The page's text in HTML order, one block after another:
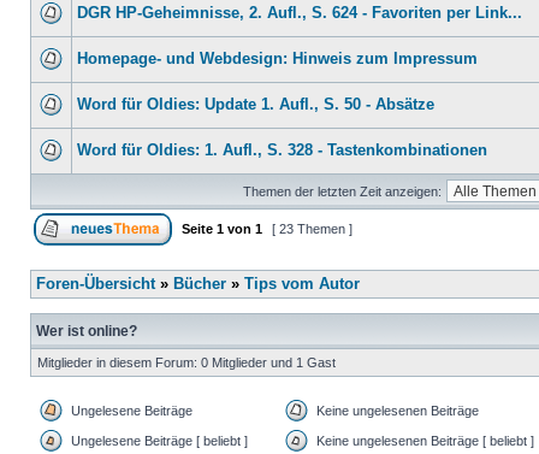
DGR HP-Geheimnisse, 2. Aufl., S. 624 - Favoriten per Link...
Homepage- und Webdesign: Hinweis zum Impressum
Word für Oldies: Update 1. Aufl., S. 50 - Absätze
Word für Oldies: 1. Aufl., S. 328 - Tastenkombinationen
Themen der letzten Zeit anzeigen:
Seite 1 von 1 [ 23 Themen ]
Foren-Übersicht» Bücher » Tips vom Autor
Wer ist online?
Mitglieder in diesem Forum: 0 Mitglieder und 1 Gast
Ungelesene Beiträge Keine ungelesenen Beiträge
Ungelesene Beiträge [ beliebt ] Keine ungelesenen Beiträge [ beliebt ]